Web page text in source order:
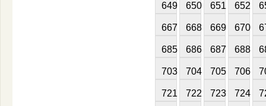
649 650 651 652
667 668 669 670
685 686 687 688
703 704 705 706
721 722 723 724